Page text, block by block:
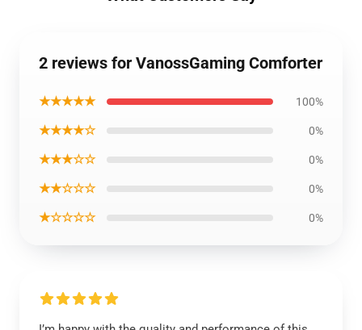
2 reviews for VanossGaming Comforter
★★★★★ 100%
★★★★☆ 0%
★★★☆☆ 0%
★★☆☆☆ 0%
★☆☆☆☆ 0%